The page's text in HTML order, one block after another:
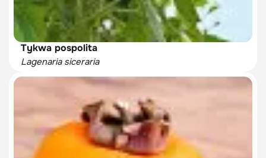
Tykwa pospolita
Lagenaria siceraria